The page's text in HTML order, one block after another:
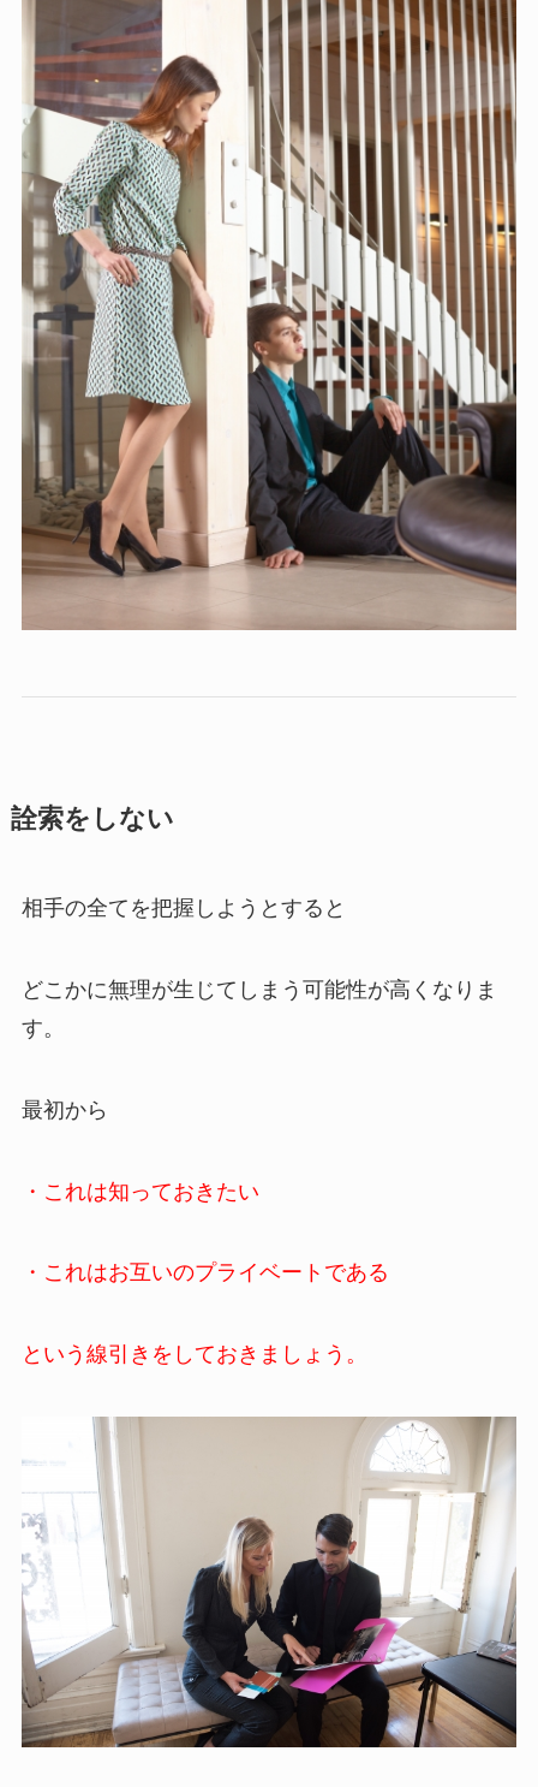
詮索をしない
相手の全てを把握しようとすると
どこかに無理が生じてしまう可能性が高くなりま
す。
最初から
・これは知っておきたい
・これはお互いのプライベートである
という線引きをしておきましょう。